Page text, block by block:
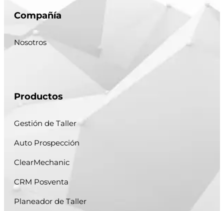
Compañía
Nosotros
Productos
Gestión de Taller
Auto Prospección
ClearMechanic
CRM Posventa
Planeador de Taller